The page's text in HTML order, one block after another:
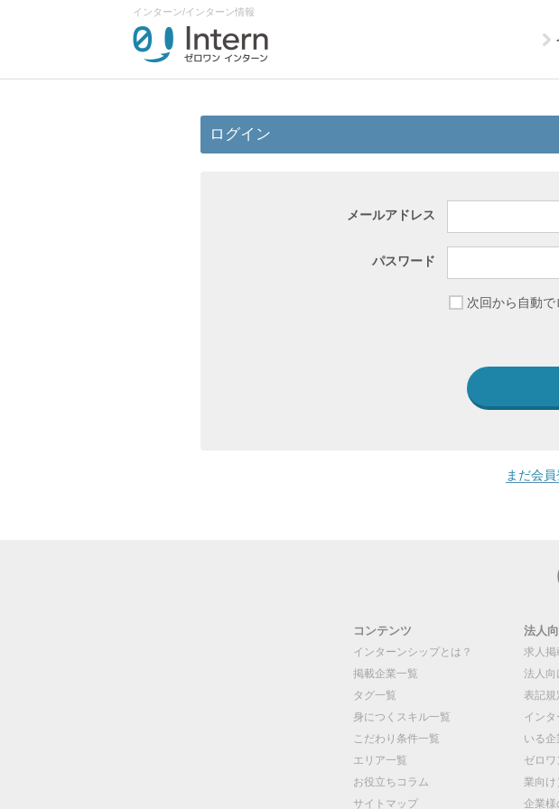
インターン/インターン情報
ログイン
メールアドレス
パスワード
次回から自動で
まだ会
コンテンツ
インターンシップとは？
掲載企業一覧
タグ一覧
身につくスキル一覧
こだわり条件一覧
エリア一覧
お役立ちコラム
サイトマップ
法人
求人掲
法人向
表記規
イン
いる企
ゼロ
業向け
企業様